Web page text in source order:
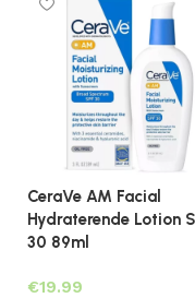
CeraVe AM Facial
Hydraterende Lotion
30 89ml
€